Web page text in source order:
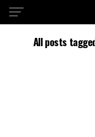
All posts